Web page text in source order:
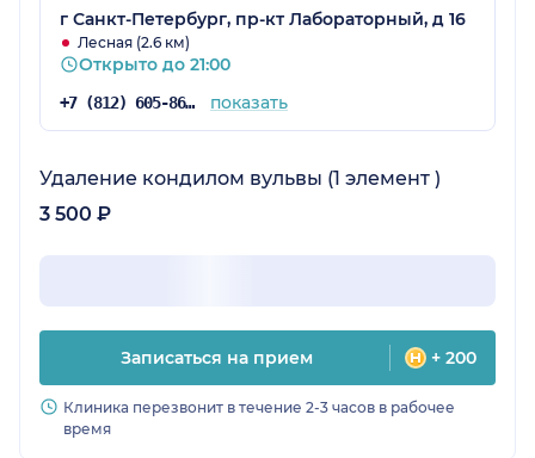
г Санкт-Петербург, пр-кт Лабораторный, д 16
Лесная (2.6 км)
Открыто до 21:00
+7 (812) 605-86-34 показать
Удаление кондилом вульвы (1 элемент )
3 500 ₽
Записаться на прием + 200
Клиника перезвонит в течение 2-3 часов в рабочее
время